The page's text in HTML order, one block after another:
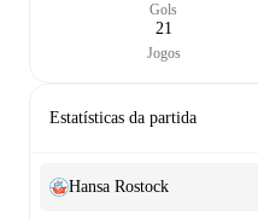
Gols
21
Jogos
Estatísticas da partida
Hansa Rostock